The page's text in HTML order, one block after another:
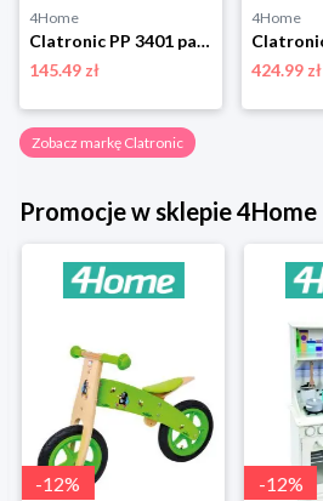
4Home
Clatronic PP 3401 patelnia elektryczna
145.49 zł
4Home
424.99 zł
Zobacz markę Clatronic
Promocje w sklepie 4Home
-12% -12%